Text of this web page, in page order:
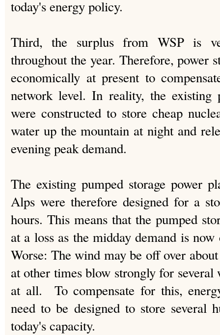
today's energy policy.
Third, the surplus from WSP is
throughout the year. Therefore, power
economically at present to
network level. In reality, the existing
were constructed to store cheap
water up the mountain at night and
evening peak demand.
The existing pumped storage power
Alps were therefore designed for a
hours. This means that the pumped
at a loss as the midday demand is
Worse: The wind may be off over
at other times blow strongly for
at all. To compensate for this,
need to be designed to store several
today's capacity.